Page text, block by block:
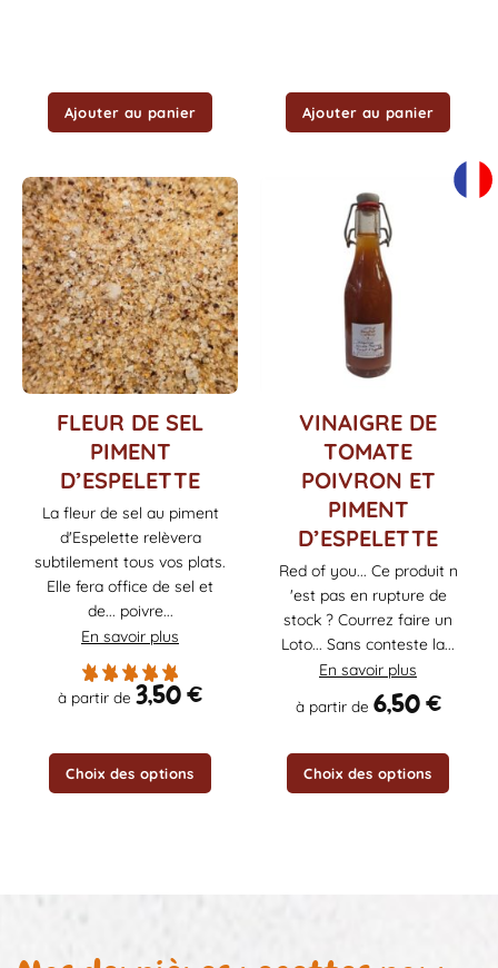
Ajouter au panier Ajouter au panier
FLEUR DE SEL
PIMENT
D’ESPELETTE
La fleur de sel au piment
d'Espelette relèvera
subtilement tous vos plats.
Elle fera office de sel et
de... poivre...
En savoir plus
à partir de 3,50€
Choix des options
plusieurs
variations.
options
peuvent
page
VINAIGRE DE
TOMATE
POIVRON ET
PIMENT
D’ESPELETTE
Red of you... Ce produit n
'est pas en rupture de
stock ? Courrez faire un
Loto... Sans conteste la...
En savoir plus
à partir de 6,50€
Choix des options
plusieurs
variations.
peuvent
être
choisies
sur